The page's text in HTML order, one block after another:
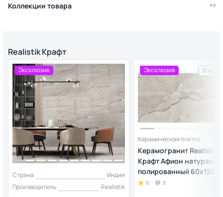
Коллекции товара
Realistik Крафт
Эксклюзив
Страна
Индия
Производитель
Realistik
Эксклюзив В
Керамическая плитка
Керамогранит Realistik
Крафт Афион
полированный 60x120
0 0